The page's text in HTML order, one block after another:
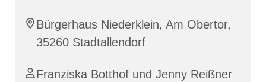
Bürgerhaus Niederklein, Am Obertor,
35260 Stadtallendorf
Franziska Botthof und Jenny Reißner